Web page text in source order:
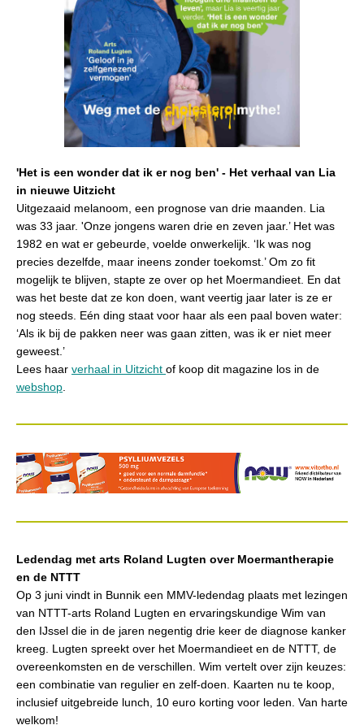
'Het is een wonder dat ik er nog ben' - Het verhaal van Lia
in nieuwe Uitzicht
Uitgezaaid melanoom, een prognose van drie maanden. Lia
was 33 jaar. 'Onze jongens waren drie en zeven jaar.’ Het was
1982 en wat er gebeurde, voelde onwerkelijk. ‘Ik was nog
precies dezelfde, maar ineens zonder toekomst.’ Om zo fit
mogelijk te blijven, stapte ze over op het Moermandieet. En dat
was het beste dat ze kon doen, want veertig jaar later is ze er
nog steeds. Eén ding staat voor haar als een paal boven water:
‘Als ik bij de pakken neer was gaan zitten, was ik er niet meer
geweest.’
Lees haar verhaal in Uitzicht of koop dit magazine los in de
webshop
Ledendag met arts Roland Lugten over Moermantherapie
en de NTTT
Op 3 juni vindt in Bunnik een MMV-ledendag plaats met lezingen
van NTTT-arts Roland Lugten en ervaringskundige Wim van
den IJssel die in de jaren negentig drie keer de diagnose kanker
kreeg. Lugten spreekt over het Moermandieet en de NTTT, de
overeenkomsten en de verschillen. Wim vertelt over zijn keuzes:
een combinatie van regulier en zelf-doen. Kaarten nu te koop,
inclusief uitgebreide lunch, 10 euro korting voor leden. Van harte
welkom!